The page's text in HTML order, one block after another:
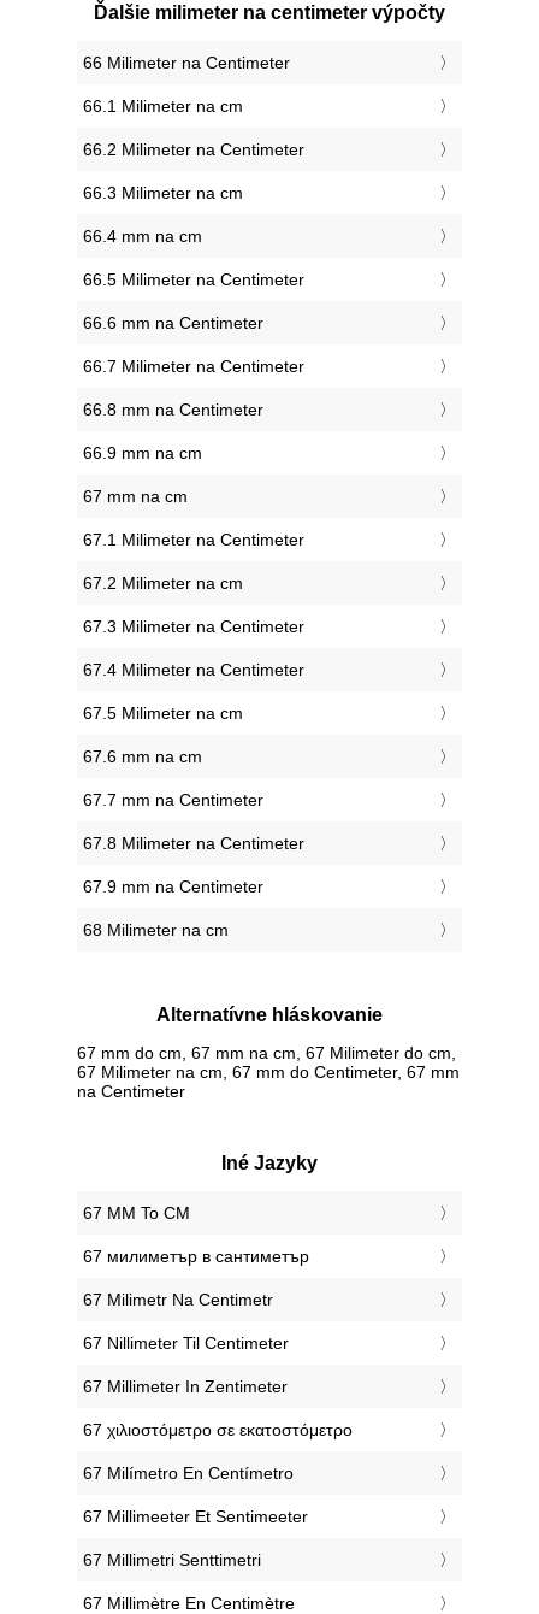
Ďalšie milimeter na centimeter výpočty
66 Milimeter na Centimeter
66.1 Milimeter na cm
66.2 Milimeter na Centimeter
66.3 Milimeter na cm
66.4 mm na cm
66.5 Milimeter na Centimeter
66.6 mm na Centimeter
66.7 Milimeter na Centimeter
66.8 mm na Centimeter
66.9 mm na cm
67 mm na cm
67.1 Milimeter na Centimeter
67.2 Milimeter na cm
67.3 Milimeter na Centimeter
67.4 Milimeter na Centimeter
67.5 Milimeter na cm
67.6 mm na cm
67.7 mm na Centimeter
67.8 Milimeter na Centimeter
67.9 mm na Centimeter
68 Milimeter na cm
Alternatívne hláskovanie
67 mm do cm, 67 mm na cm, 67 Milimeter do cm,
67 Milimeter na cm, 67 mm do Centimeter, 67 mm
na Centimeter
Iné Jazyky
‎67 MM To CM
‎67 милиметър в сантиметър
‎67 Milimetr Na Centimetr
‎67 Nillimeter Til Centimeter
‎67 Millimeter In Zentimeter
‎67 χιλιοστόμετρο σε εκατοστόμετρο
‎67 Milímetro En Centímetro
‎67 Millimeeter Et Sentimeeter
‎67 Millimetri Senttimetri
‎67 Millimètre En Centimètre